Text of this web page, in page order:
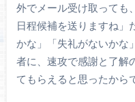
外でメール受け取っても
日程候補を送りますね」
かな」「失礼がないかな
者に、速攻で感謝と了解
てもらえると思ったから